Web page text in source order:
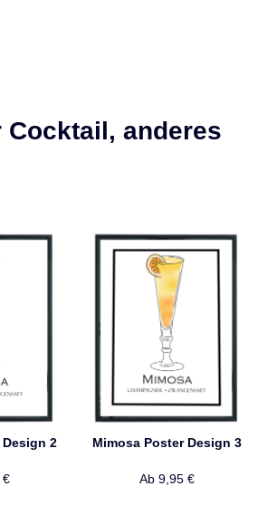
Cocktail, anderes
2
€
Mimosa Poster Design 3
Ab 9,95 €